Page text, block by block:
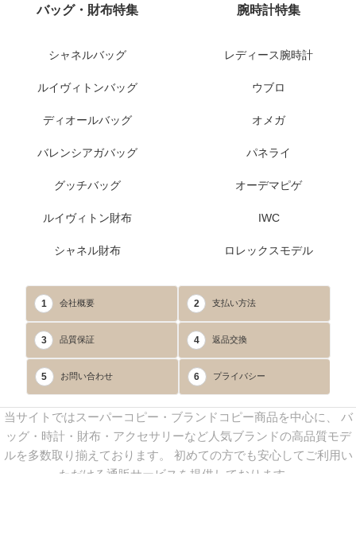
バッグ・財布特集
シャネルバッグ
ルイヴィトンバッグ
ディオールバッグ
バレンシアガバッグ
グッチバッグ
ルイヴィトン財布
シャネル財布
腕時計特集
レディース腕時計
ウブロ
オメガ
パネライ
オーデマピゲ
IWC
ロレックスモデル
1 会社概要 2 支払い方法
3 品質保証 4 返品交換
5 お問い合わせ 6 プライバシー
当サイトではスーパーコピー・ブランドコピー商品を中心に、 バ
ッグ・時計・財布・アクセサリーなど人気ブランドの高品質モデ
ルを多数取り揃えております。 初めての方でも安心してご利用い
ただける通販サービスを提供しております。